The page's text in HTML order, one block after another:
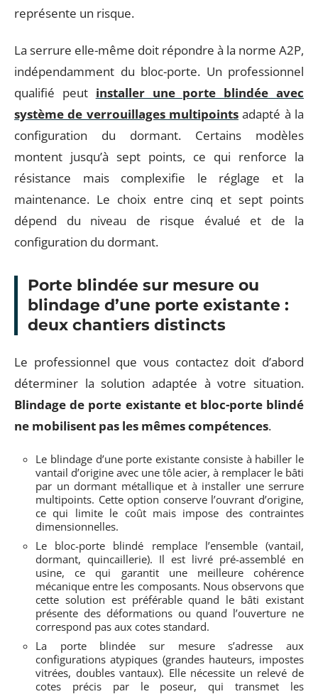
représente un risque.
La serrure elle-même doit répondre à la norme A2P,
indépendamment du bloc-porte. Un professionnel
qualifié peut installer une porte blindée avec
système de verrouillages multipoints adapté à la
configuration du dormant. Certains modèles
montent jusqu’à sept points, ce qui renforce la
résistance mais complexifie le réglage et la
maintenance. Le choix entre cinq et sept points
dépend du niveau de risque évalué et de la
configuration du dormant.
Porte blindée sur mesure ou
blindage d’une porte existante :
deux chantiers distincts
Le professionnel que vous contactez doit d’abord
déterminer la solution adaptée à votre situation.
Blindage de porte existante et bloc-porte blindé
ne mobilisent pas les mêmes compétences.
Le blindage d’une porte existante consiste à habiller le
vantail d’origine avec une tôle acier, à remplacer le bâti
par un dormant métallique et à installer une serrure
multipoints. Cette option conserve l’ouvrant d’origine,
ce qui limite le coût mais impose des contraintes
dimensionnelles.
Le bloc-porte blindé remplace l’ensemble (vantail,
dormant, quincaillerie). Il est livré pré-assemblé en
usine, ce qui garantit une meilleure cohérence
mécanique entre les composants. Nous observons que
cette solution est préférable quand le bâti existant
présente des déformations ou quand l’ouverture ne
correspond pas aux cotes standard.
La porte blindée sur mesure s’adresse aux
configurations atypiques (grandes hauteurs, impostes
vitrées, doubles vantaux). Elle nécessite un relevé de
cotes précis par le poseur, qui transmet les